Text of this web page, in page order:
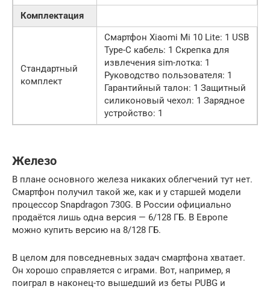
Комплектация
Стандартный
комплект
Смартфон Xiaomi Mi 10 Lite: 1 USB
Type-C кабель: 1 Скрепка для
извлечения sim-лотка: 1
Руководство пользователя: 1
Гарантийный талон: 1 Защитный
силиконовый чехол: 1 Зарядное
устройство: 1
Железо
В плане основного железа никаких облегчений тут нет.
Смартфон получил такой же, как и у старшей модели
процессор Snapdragon 730G. В России официально
продаётся лишь одна версия — 6/128 ГБ. В Европе
можно купить версию на 8/128 ГБ.
В целом для повседневных задач смартфона хватает.
Он хорошо справляется с играми. Вот, например, я
поиграл в наконец-то вышедший из беты PUBG и